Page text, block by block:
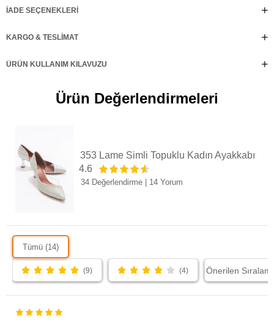
İADE SEÇENEKLERI
KARGO & TESLIMAT
ÜRÜN KULLANIM KILAVUZU
Ürün Değerlendirmeleri
353 Lame Simli Topuklu Kadın Ayakkabı
4.6
34 Değerlendirme | 14 Yorum
Tümü (14)
(9) (4)